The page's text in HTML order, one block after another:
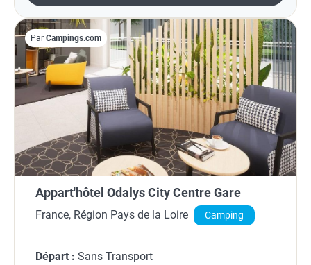
Par Campings.com
Appart'hôtel Odalys City Centre Gare
France, Région Pays de la Loire Camping
Départ : Sans Transport